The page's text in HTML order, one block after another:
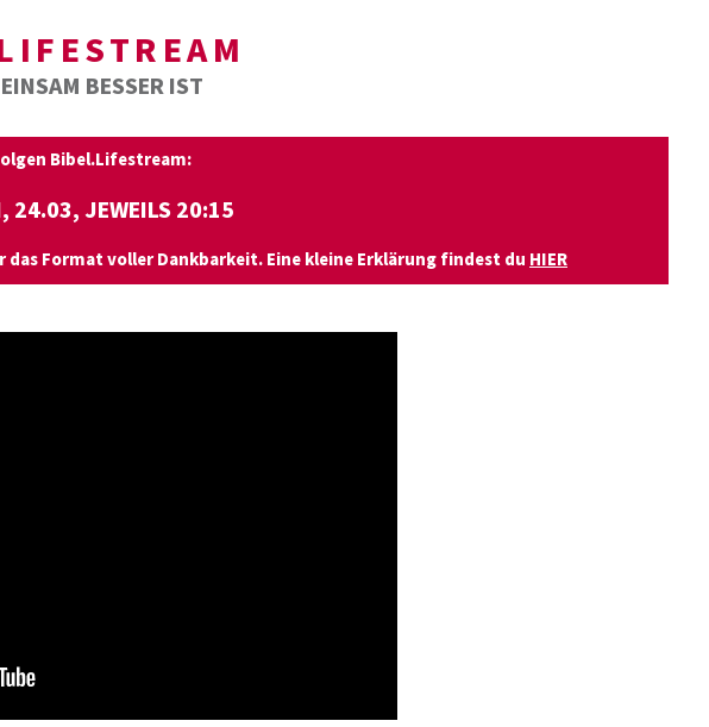
BESSER IST
Bibel.Lifestream:
24.03, JEWEILS 20:15
das Format voller Dankbarkeit. Eine kleine Erklärung findest du HIER